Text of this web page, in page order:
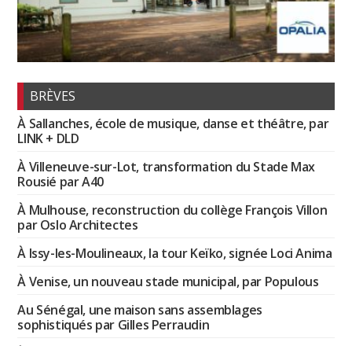
BRÈVES
À Sallanches, école de musique, danse et théâtre, par
LINK + DLD
À Villeneuve-sur-Lot, transformation du Stade Max
Rousié par A40
À Mulhouse, reconstruction du collège François Villon
par Oslo Architectes
À Issy-les-Moulineaux, la tour Keïko, signée Loci Anima
À Venise, un nouveau stade municipal, par Populous
Au Sénégal, une maison sans assemblages
sophistiqués par Gilles Perraudin